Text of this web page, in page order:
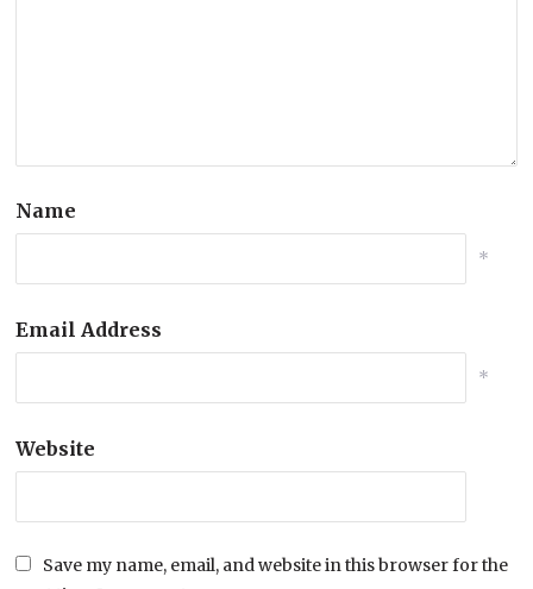
Name
*
Email Address
*
Website
Save my name, email, and website in this browser for the